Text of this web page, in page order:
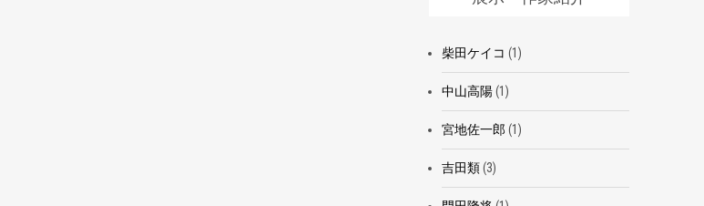
柴田ケイコ (1)
中山高陽(1)
宮地佐一郎 (1)
吉田類(3)